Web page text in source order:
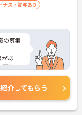
ナス・賞与あり
の募集
があ
可能で
り、安
さらに
くださ
紹介してもらう